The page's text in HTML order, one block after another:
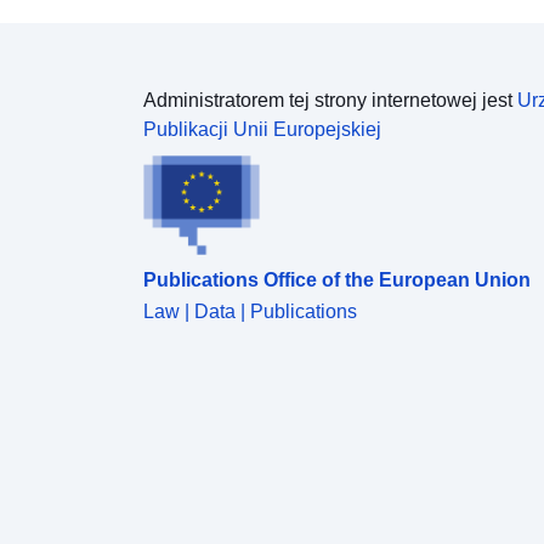
Administratorem tej strony internetowej jest
Publikacji Unii Europejskiej
Publications Office of the European Union
Law | Data | Publications